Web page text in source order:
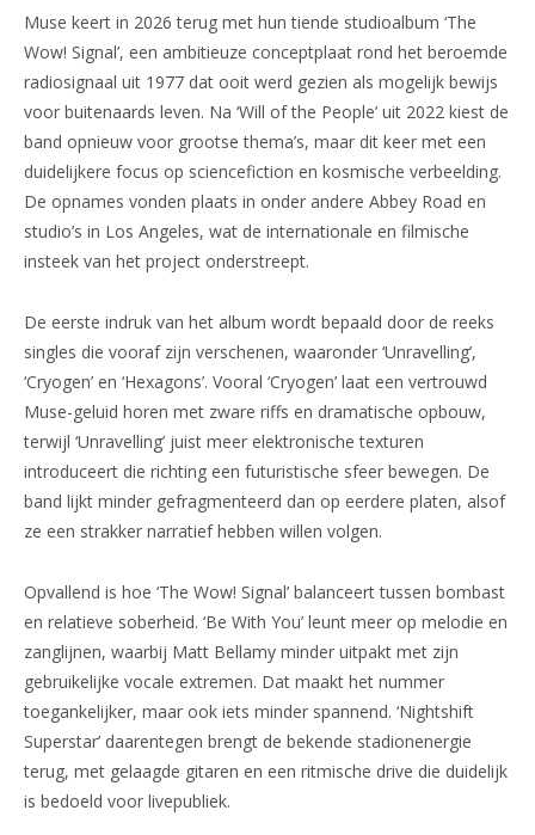
Muse keert in 2026 terug met hun tiende studioalbum ‘The
Wow! Signal’, een ambitieuze conceptplaat rond het beroemde
radiosignaal uit 1977 dat ooit werd gezien als mogelijk bewijs
voor buitenaards leven. Na ‘Will of the People’ uit 2022 kiest de
band opnieuw voor grootse thema’s, maar dit keer met een
duidelijkere focus op sciencefiction en kosmische verbeelding.
De opnames vonden plaats in onder andere Abbey Road en
studio’s in Los Angeles, wat de internationale en filmische
insteek van het project onderstreept.
De eerste indruk van het album wordt bepaald door de reeks
singles die vooraf zijn verschenen, waaronder ‘Unravelling’,
‘Cryogen’ en ‘Hexagons’. Vooral ‘Cryogen’ laat een vertrouwd
Muse-geluid horen met zware riffs en dramatische opbouw,
terwijl ‘Unravelling’ juist meer elektronische texturen
introduceert die richting een futuristische sfeer bewegen. De
band lijkt minder gefragmenteerd dan op eerdere platen, alsof
ze een strakker narratief hebben willen volgen.
Opvallend is hoe ‘The Wow! Signal’ balanceert tussen bombast
en relatieve soberheid. ‘Be With You’ leunt meer op melodie en
zanglijnen, waarbij Matt Bellamy minder uitpakt met zijn
gebruikelijke vocale extremen. Dat maakt het nummer
toegankelijker, maar ook iets minder spannend. ‘Nightshift
Superstar’ daarentegen brengt de bekende stadionenergie
terug, met gelaagde gitaren en een ritmische drive die duidelijk
is bedoeld voor livepubliek.